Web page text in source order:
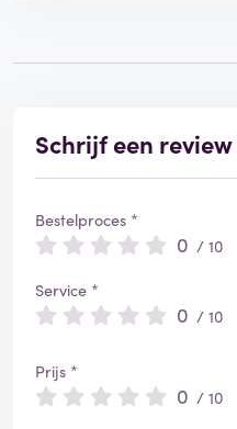
Schrijf een
Bestelproces *
0 / 10
Service *
0 / 10
Prijs *
0 / 10